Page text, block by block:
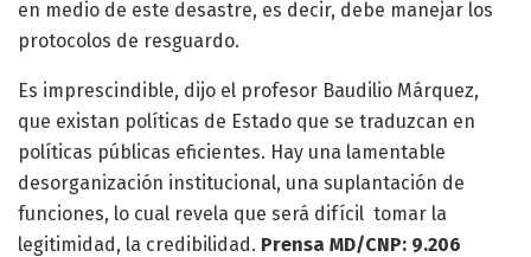
en medio de este desastre, es decir, debe manejar los
protocolos de resguardo.
Es imprescindible, dijo el profesor Baudilio Márquez,
que existan políticas de Estado que se traduzcan en
políticas públicas eficientes. Hay una lamentable
desorganización institucional, una suplantación de
funciones, lo cual revela que será difícil tomar la
legitimidad, la credibilidad. Prensa MD/CNP: 9.206